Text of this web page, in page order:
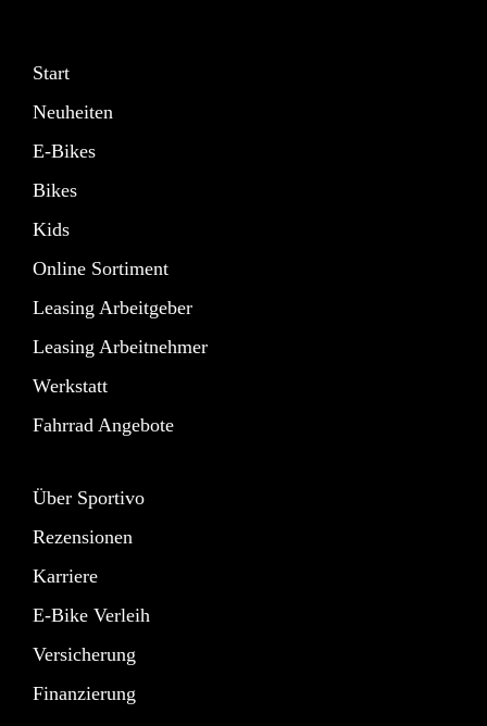
Start
Neuheiten
E-Bikes
Bikes
Kids
Online Sortiment
Leasing Arbeitgeber
Leasing Arbeitnehmer
Werkstatt
Fahrrad Angebote
Über Sportivo
Rezensionen
Karriere
E-Bike Verleih
Versicherung
Finanzierung